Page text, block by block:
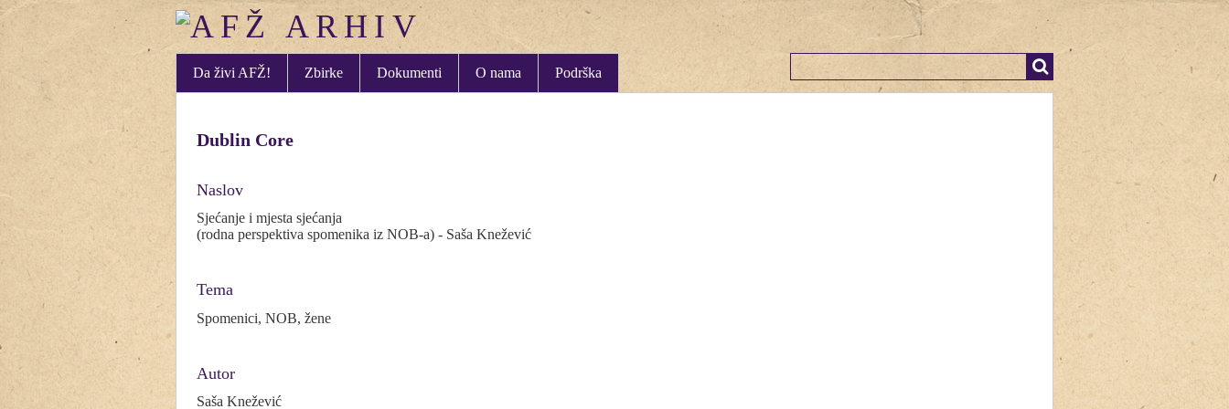
Da živi AFŽ! Zbirke Dokumenti O nama Podrška
Dublin Core
Naslov
Sjećanje i mjesta sjećanja
(rodna perspektiva spomenika iz NOB-a) - Saša Knežević
Tema
Spomenici, NOB, žene
Autor
Saša Knežević